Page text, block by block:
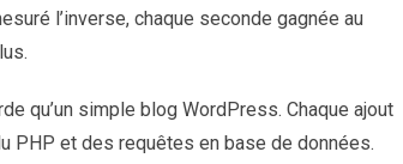
l’inverse, chaque seconde gagnée au
qu’un simple blog WordPress. Chaque ajout
PHP et des requêtes en base de données.